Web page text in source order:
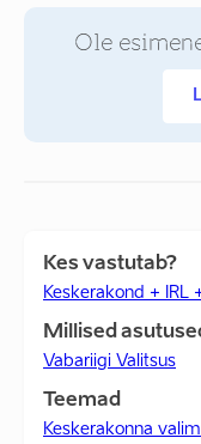
Ole
Kes vastutab?
Keskerakond + IRL
Millised
Vabariigi Valitsus
Teemad
Keskerakonna